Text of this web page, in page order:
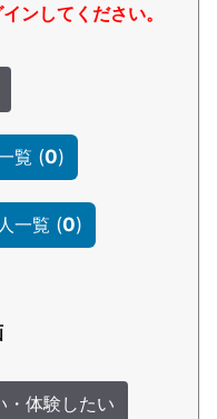
ンしてください。
覧 (0)
一覧 (0)
・体験したい